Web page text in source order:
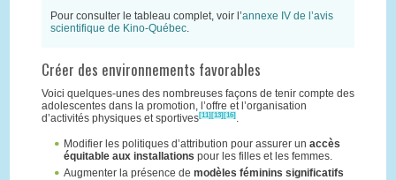
Pour consulter le tableau complet, voir l’annexe IV de l’avis
scientifique de Kino-Québec.
Créer des environnements favorables
Voici quelques-unes des nombreuses façons de tenir compte des
adolescentes dans la promotion, l’offre et l’organisation
d’activités physiques et sportives[11][13][16].
Modifier les politiques d’attribution pour assurer un accès
équitable aux installations pour les filles et les femmes.
Augmenter la présence de modèles féminins significatifs